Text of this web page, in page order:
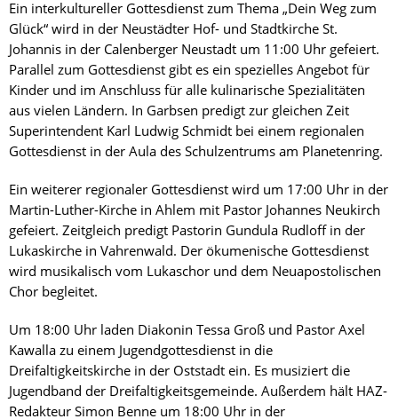
Ein interkultureller Gottesdienst zum Thema „Dein Weg zum
Glück“ wird in der Neustädter Hof- und Stadtkirche St.
Johannis in der Calenberger Neustadt um 11:00 Uhr gefeiert.
Parallel zum Gottesdienst gibt es ein spezielles Angebot für
Kinder und im Anschluss für alle kulinarische Spezialitäten
aus vielen Ländern. In Garbsen predigt zur gleichen Zeit
Superintendent Karl Ludwig Schmidt bei einem regionalen
Gottesdienst in der Aula des Schulzentrums am Planetenring.
Ein weiterer regionaler Gottesdienst wird um 17:00 Uhr in der
Martin-Luther-Kirche in Ahlem mit Pastor Johannes Neukirch
gefeiert. Zeitgleich predigt Pastorin Gundula Rudloff in der
Lukaskirche in Vahrenwald. Der ökumenische Gottesdienst
wird musikalisch vom Lukaschor und dem Neuapostolischen
Chor begleitet.
Um 18:00 Uhr laden Diakonin Tessa Groß und Pastor Axel
Kawalla zu einem Jugendgottesdienst in die
Dreifaltigkeitskirche in der Oststadt ein. Es musiziert die
Jugendband der Dreifaltigkeitsgemeinde. Außerdem hält HAZ-
Redakteur Simon Benne um 18:00 Uhr in der